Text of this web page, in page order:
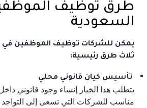
طرق توظيف
السعودية
يمكن للشركات توظيف الموظفين في
ثلاث طرق رئيسية:
تأسيس كيان قانوني محلي
يتطلب هذا الخيار إنشاء وجود قانوني
مناسب للشركات التي تسعى إلى